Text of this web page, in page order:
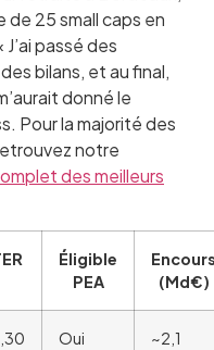
25 small caps en
passé des
bilans, et au final,
donné le
Pour la majorité des
notre
des meilleurs
Éligible
PEA
(Md€)
Oui
~2,1